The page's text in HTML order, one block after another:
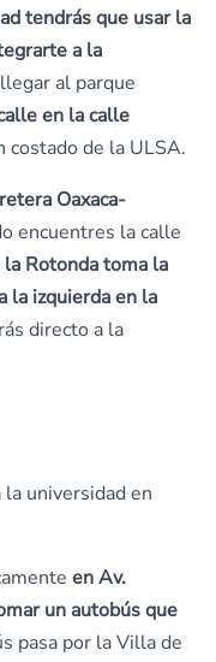
tendrás que usar la
a la
al parque
en la calle
costado de la ULSA.
Oaxaca-
encuentres la calle
Rotonda toma la
la izquierda en la
directo a la
universidad en
en Av.
un autobús que
pasa por la Villa de